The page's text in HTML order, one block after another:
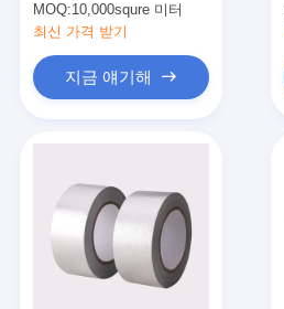
MOQ:10,000squre 미터
최신 가격 받기
지금 얘기해